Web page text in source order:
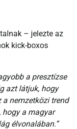
– jelezte az
kick-boxos
a presztízse
azt látjuk, hogy
a nemzetközi trend
hogy a magyar
élvonalában.”